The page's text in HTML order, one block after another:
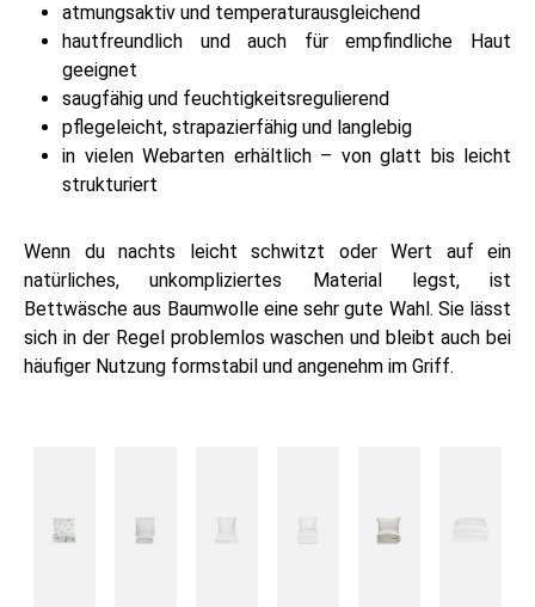
atmungsaktiv und temperaturausgleichend
hautfreundlich und auch für empfindliche Haut
geeignet
saugfähig und feuchtigkeitsregulierend
pflegeleicht, strapazierfähig und langlebig
in vielen Webarten erhältlich – von glatt bis leicht
strukturiert
Wenn du nachts leicht schwitzt oder Wert auf ein
natürliches, unkompliziertes Material legst, ist
Bettwäsche aus Baumwolle eine sehr gute Wahl. Sie lässt
sich in der Regel problemlos waschen und bleibt auch bei
häufiger Nutzung formstabil und angenehm im Griff.